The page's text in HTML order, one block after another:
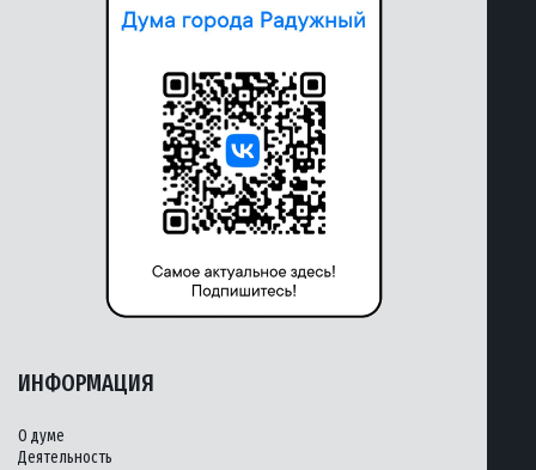
ИНФОРМАЦИЯ
О думе
Деятельность